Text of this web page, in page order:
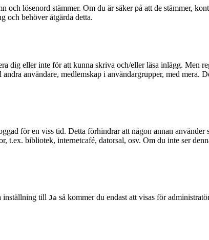
lösenord stämmer. Om du är säker på att de stämmer,
och behöver åtgärda detta.
dig eller inte för att kunna skriva och/eller läsa inlägg. Men
användare, medlemskap i användargrupper, med mera.
för en viss tid. Detta förhindrar att någon annan
t.ex. bibliotek, internetcafé, datorsal, osv. Om du inte ser
inställning till Ja så kommer du endast att visas för